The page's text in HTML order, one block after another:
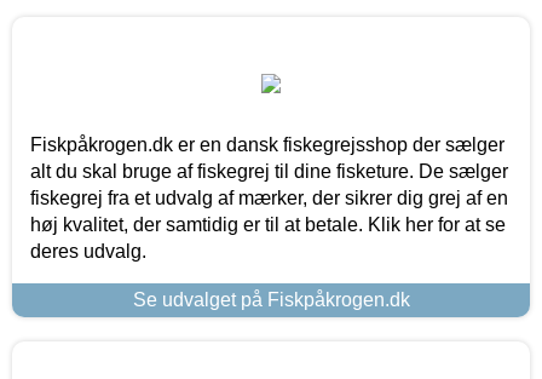
Fiskpåkrogen.dk er en dansk fiskegrejsshop der sælger
alt du skal bruge af fiskegrej til dine fisketure. De sælger
fiskegrej fra et udvalg af mærker, der sikrer dig grej af en
høj kvalitet, der samtidig er til at betale. Klik her for at se
deres udvalg.
Se udvalget på Fiskpåkrogen.dk